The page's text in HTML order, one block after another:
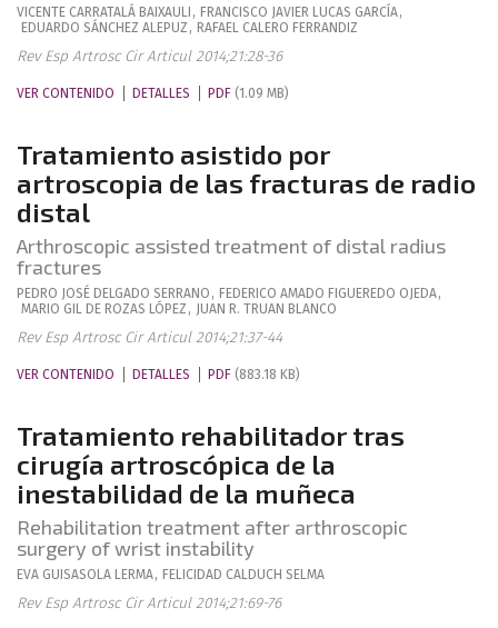
VICENTE CARRATALÁ BAIXAULI , FRANCISCO JAVIER LUCAS GARCÍA,
EDUARDO SÁNCHEZ ALEPUZ , RAFAEL CALERO FERRANDIZ
Rev Esp Artrosc Cir Articul 2014;21:28-36
VER CONTENIDO DETALLES PDF (1.09 MB)
Tratamiento asistido por
artroscopia de las fracturas de radio
distal
Arthroscopic assisted treatment of distal radius
fractures
PEDRO JOSÉ DELGADO SERRANO , FEDERICO AMADO FIGUEREDO OJEDA,
MARIO GIL DE ROZAS LÓPEZ , JUAN R. TRUAN BLANCO
Rev Esp Artrosc Cir Articul 2014;21:37-44
VER CONTENIDO DETALLES PDF (883.18 KB)
Tratamiento rehabilitador tras
cirugía artroscópica de la
inestabilidad de la muñeca
Rehabilitation treatment after arthroscopic
surgery of wrist instability
EVA GUISASOLA LERMA, FELICIDAD CALDUCH SELMA
Rev Esp Artrosc Cir Articul 2014;21:69-76